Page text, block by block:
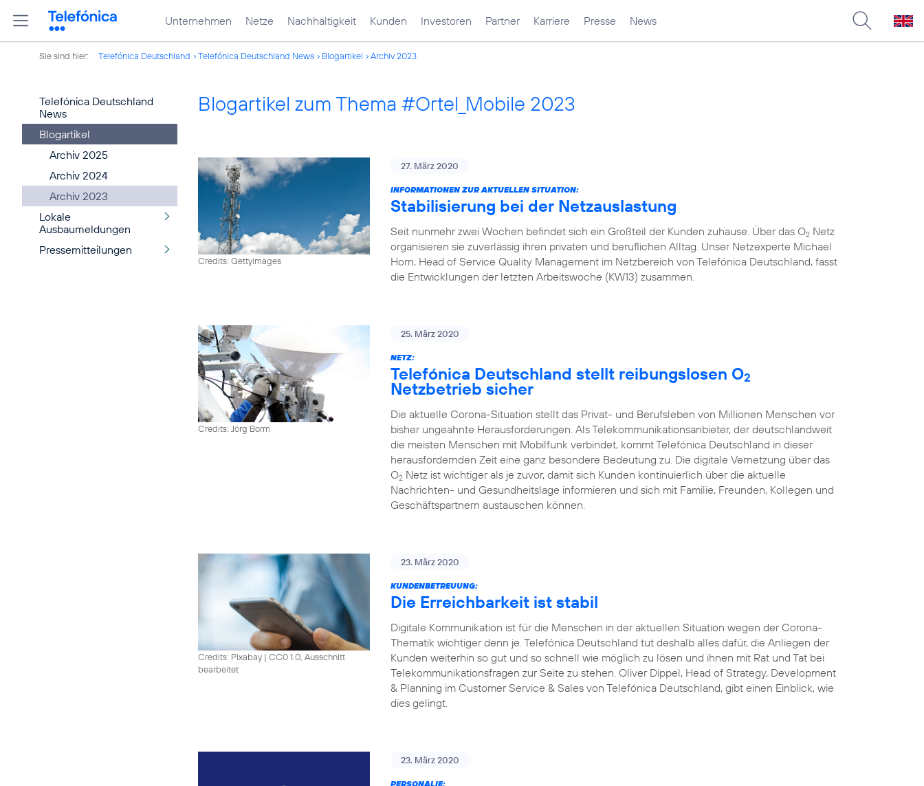
Unternehmen Netze Nachhaltigkeit Kunden Investoren Partner Karriere Presse News
Sie sind hier: Telefónica Deutschland Telefónica Deutschland News Blogartikel Archiv 2023
Telefónica Deutschland
News
Blogartikel
Archiv 2025
Archiv 2024
Archiv 2023
Lokale
Ausbaumeldungen
Pressemitteilungen
Blogartikel zum Thema #Ortel_Mobile 2023
Credits: Gettyimages
27. März 2020
INFORMATIONEN ZUR AKTUELLEN SITUATION:
Stabilisierung bei der Netzauslastung
Seit nunmehr zwei Wochen befindet sich ein Großteil der Kunden zuhause. Über das O2 Netz
organisieren sie zuverlässig ihren privaten und beruflichen Alltag. Unser Netzexperte Michael
Horn, Head of Service Quality Management im Netzbereich von Telefónica Deutschland, fasst
die Entwicklungen der letzten Arbeitswoche (KW13) zusammen.
Credits: Jörg Borm
25. März 2020
NETZ:
Telefónica Deutschland stellt reibungslosen O2
Netzbetrieb sicher
Die aktuelle Corona-Situation stellt das Privat- und Berufsleben von Millionen Menschen vor
bisher ungeahnte Herausforderungen. Als Telekommunikationsanbieter, der deutschlandweit
die meisten Menschen mit Mobilfunk verbindet, kommt Telefónica Deutschland in dieser
herausfordernden Zeit eine ganz besondere Bedeutung zu. Die digitale Vernetzung über das
O2 Netz ist wichtiger als je zuvor, damit sich Kunden kontinuierlich über die aktuelle
Nachrichten- und Gesundheitslage informieren und sich mit Familie, Freunden, Kollegen und
Geschäftspartnern austauschen können.
Credits: Pixabay | CC0 1.0, Ausschnitt
bearbeitet
23. März 2020
KUNDENBETREUUNG:
Die Erreichbarkeit ist stabil
Digitale Kommunikation ist für die Menschen in der aktuellen Situation wegen der Corona-
Thematik wichtiger denn je. Telefónica Deutschland tut deshalb alles dafür, die Anliegen der
Kunden weiterhin so gut und so schnell wie möglich zu lösen und ihnen mit Rat und Tat bei
Telekommunikationsfragen zur Seite zu stehen. Oliver Dippel, Head of Strategy, Development
& Planning im Customer Service & Sales von Telefónica Deutschland, gibt einen Einblick, wie
dies gelingt.
23. März 2020
PERSONALIE: